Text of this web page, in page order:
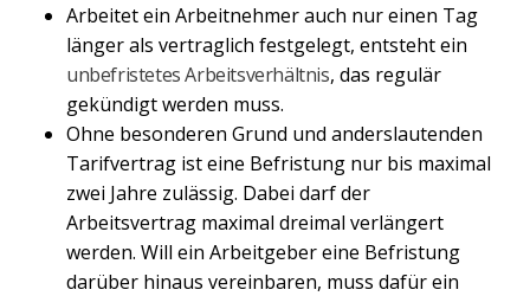
Arbeitet ein Arbeitnehmer auch nur einen Tag
länger als vertraglich festgelegt, entsteht ein
unbefristetes Arbeitsverhältnis, das regulär
gekündigt werden muss.
Ohne besonderen Grund und anderslautenden
Tarifvertrag ist eine Befristung nur bis maximal
zwei Jahre zulässig. Dabei darf der
Arbeitsvertrag maximal dreimal verlängert
werden. Will ein Arbeitgeber eine Befristung
darüber hinaus vereinbaren, muss dafür ein